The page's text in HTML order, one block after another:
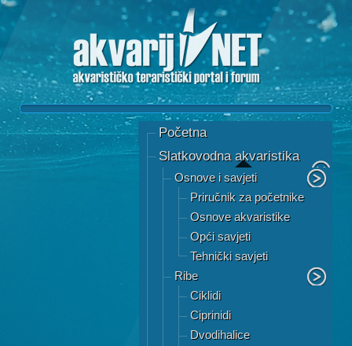
Početna
Slatkovodna akvaristika
Osnove i savjeti
Priručnik za početnike
Osnove akvaristike
Opći savjeti
Tehnički savjeti
Ribe
Ciklidi
Ciprinidi
Dvodihalice